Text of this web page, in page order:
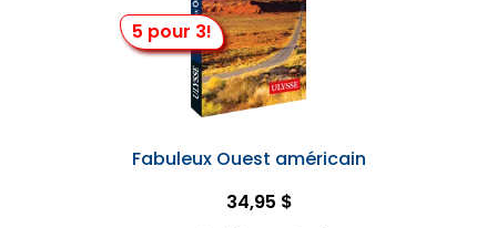
5 pour 3!
Fabuleux Ouest américain
34,95 $